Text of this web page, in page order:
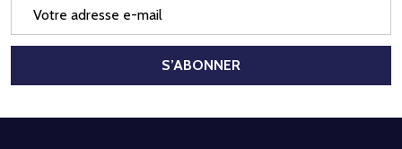
mail
S’ABONNER